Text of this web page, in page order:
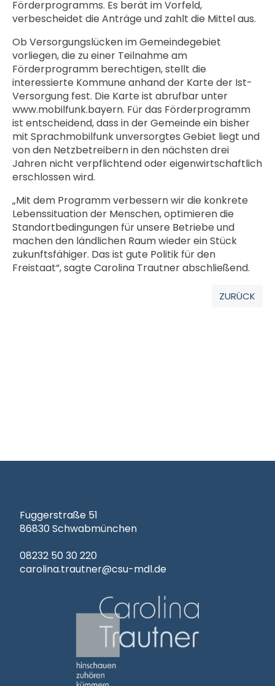
Förderprogramms. Es berät im Vorfeld,
verbescheidet die Anträge und zahlt die Mittel aus.
Ob Versorgungslücken im Gemeindegebiet
vorliegen, die zu einer Teilnahme am
Förderprogramm berechtigen, stellt die
interessierte Kommune anhand der Karte der Ist-
Versorgung fest. Die Karte ist abrufbar unter
www.mobilfunk.bayern. Für das Förderprogramm
ist entscheidend, dass in der Gemeinde ein bisher
mit Sprachmobilfunk unversorgtes Gebiet liegt und
von den Netzbetreibern in den nächsten drei
Jahren nicht verpflichtend oder eigenwirtschaftlich
erschlossen wird.
„Mit dem Programm verbessern wir die konkrete
Lebenssituation der Menschen, optimieren die
Standortbedingungen für unsere Betriebe und
machen den ländlichen Raum wieder ein Stück
zukunftsfähiger. Das ist gute Politik für den
Freistaat“, sagte Carolina Trautner abschließend.
ZURÜCK
Fuggerstraße 51
86830 Schwabmünchen
08232 50 30 220
carolina.trautner@csu-mdl.de
Carolina Trautner